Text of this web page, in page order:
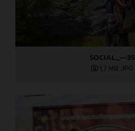
SOCIAL_--35
1,7 MB .JPG